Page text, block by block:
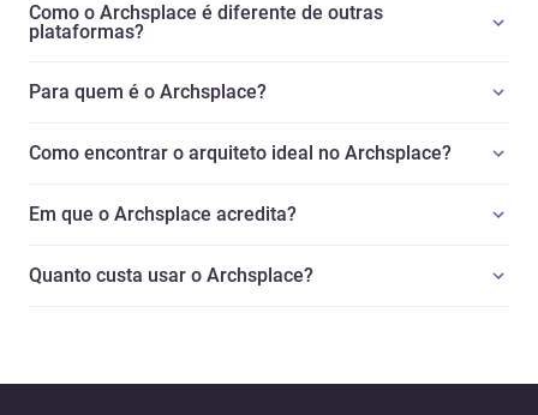
Como o Archsplace é diferente de outras
plataformas?
Para quem é o Archsplace?
Como encontrar o arquiteto ideal no Archsplace?
Em que o Archsplace acredita?
Quanto custa usar o Archsplace?